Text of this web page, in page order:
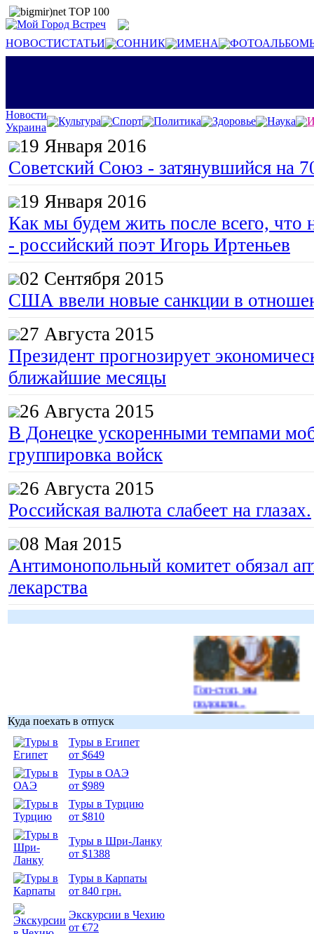
НОВОСТИСТАТЬИ СОННИК ИМЕНА
Новости
Украина
Культура Спорт Политика Здоровье Наука
19 Января 2016
Советский Союз - затянувшийся на
19 Января 2016
Как мы будем жить после всего, что
- российский поэт Игорь Иртеньев
02 Сентября 2015
США ввели новые санкции в
27 Августа 2015
Президент прогнозирует
ближайшие месяцы
26 Августа 2015
В Донецке ускоренными темпами
группировка войск
26 Августа 2015
Российская валюта слабеет на глазах.
08 Мая 2015
Антимонопольный комитет обязал
лекарства
Гоп-стоп, мы
подошли...
Куда поехать в отпуск
Туры в Египет
от $649
Туры в ОАЭ
от $989
Туры в Турцию
от $810
Туры в Шри-Ланку
от $1388
Туры в Карпаты
от 840 грн.
Экскурсии в Чехию
от €72